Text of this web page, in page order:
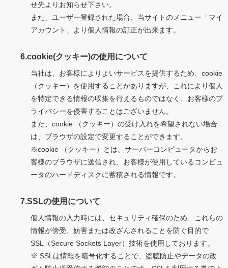
せ先よりお知らせ下さい。
また、ユーザー登録された場合、当サイトのメニュー「マイ
アカウント」より個人情報の訂正が出来ます。
6.cookie(クッキー)の使用について
当社は、お客様によりよいサービスを提供するため、cookie
（クッキー）を使用することがありますが、これにより個人
を特定できる情報の収集を行えるものではなく、お客様のプ
ライバシーを侵害することはございません。
また、cookie （クッキー）の受け入れを希望されない場合
は、ブラウザの設定で変更することができます。
※cookie （クッキー）とは、サーバーコンピュータからお
客様のブラウザに送信され、お客様が使用しているコンピュ
ータのハードディスクに蓄積される情報です。
7.SSLの使用について
個人情報の入力時には、セキュリティ確保のため、これらの
情報が傍受、妨害または改ざんされることを防ぐ目的で
SSL（Secure Sockets Layer）技術を使用しております。
※ SSLは情報を暗号化することで、盗聴防止やデータの改